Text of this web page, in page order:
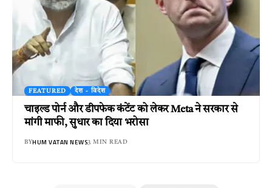
FEATURED देश - विदेश
चाइल्ड पोर्न और डीपफेक कंटेंट को लेकर Meta ने सरकार से
मांगी माफी, सुधार का दिया भरोसा
BYHUM VATAN NEWS3 MIN READ